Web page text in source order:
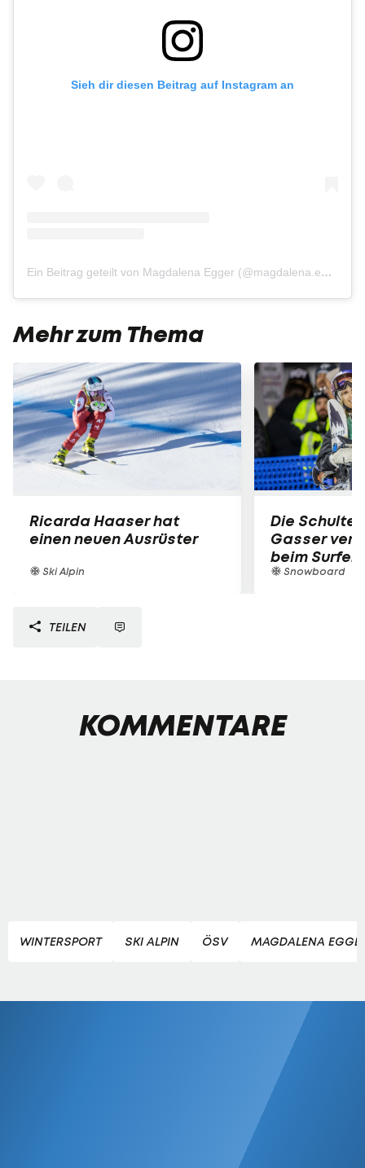
Sieh dir diesen Beitrag auf Instagram an
Ein Beitrag geteilt von Magdalena Egger (@magdalena.egger)
Mehr zum Thema
Ricarda Haaser hat
einen neuen Ausrüster
Ski Alpin
Die
Gasser
beim Surfen
Snowboard
TEILEN
KOMMENTARE
WINTERSPORT SKI ALPIN ÖSV MAGDALENA